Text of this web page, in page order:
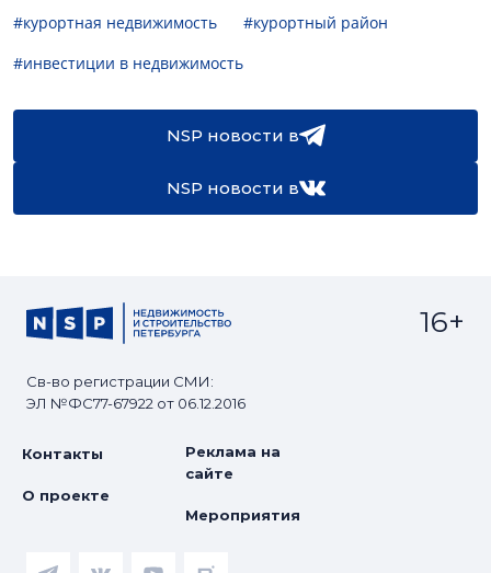
#курортная недвижимость
#курортный район
#инвестиции в недвижимость
NSP новости в
NSP новости в
Св-во регистрации СМИ:
ЭЛ №ФС77-67922 от 06.12.2016
16+
Контакты
О проекте
Реклама на
сайте
Мероприятия